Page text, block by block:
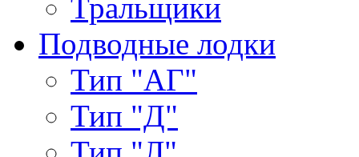
Тральщики
Подводные лодки
Тип "АГ"
Тип "Д"